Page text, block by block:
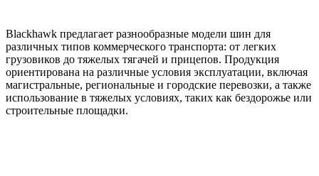
Blackhawk предлагает разнообразные модели шин для
различных типов коммерческого транспорта: от легких
грузовиков до тяжелых тягачей и прицепов. Продукция
ориентирована на различные условия эксплуатации, включая
магистральные, региональные и городские перевозки, а также
использование в тяжелых условиях, таких как бездорожье или
строительные площадки.